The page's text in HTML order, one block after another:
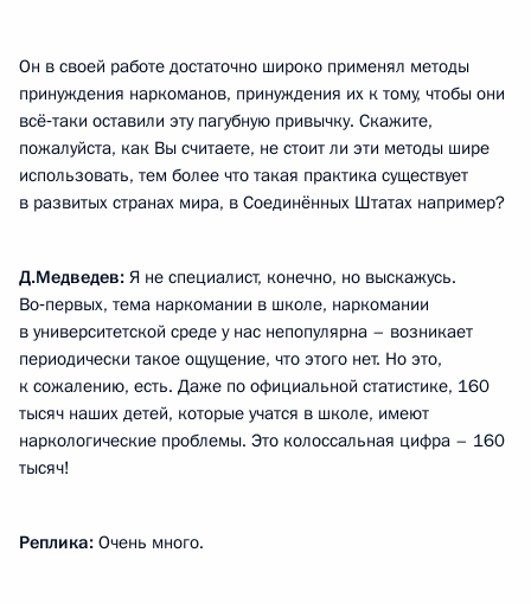
Он в своей работе достаточно широко применял методы
принуждения наркоманов, принуждения их к тому, чтобы они
всё‑таки оставили эту пагубную привычку. Скажите,
пожалуйста, как Вы считаете, не стоит ли эти методы шире
использовать, тем более что такая практика существует
в развитых странах мира, в Соединённых Штатах например?
Д.Медведев: Я не специалист, конечно, но выскажусь.
Во‑первых, тема наркомании в школе, наркомании
в университетской среде у нас непопулярна – возникает
периодически такое ощущение, что этого нет. Но это,
к сожалению, есть. Даже по официальной статистике, 160
тысяч наших детей, которые учатся в школе, имеют
наркологические проблемы. Это колоссальная цифра – 160
тысяч!
Реплика: Очень много.